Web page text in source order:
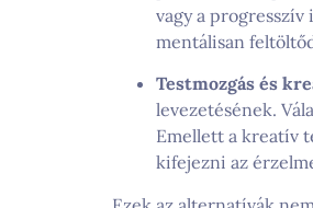
vagy a
mentálisan
Testmozgás és
levezetésének.
Emellett a kreatív
kifejezni az